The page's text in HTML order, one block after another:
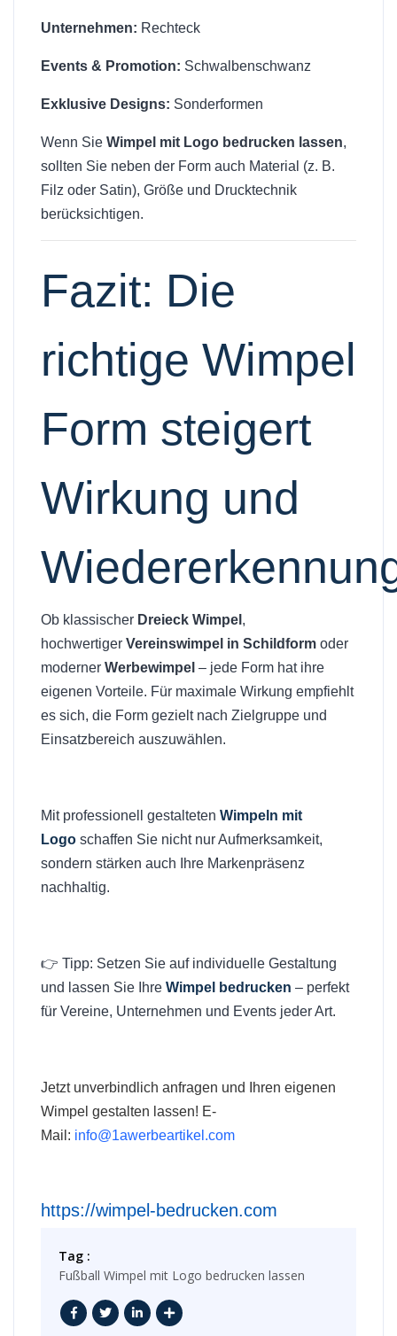
Unternehmen: Rechteck
Events & Promotion: Schwalbenschwanz
Exklusive Designs: Sonderformen
Wenn Sie Wimpel mit Logo bedrucken lassen,
sollten Sie neben der Form auch Material (z. B.
Filz oder Satin), Größe und Drucktechnik
berücksichtigen.
Fazit: Die
richtige Wimpel
Form steigert
Wirkung und
Ob klassischer Dreieck Wimpel ,
hochwertiger Vereinswimpel in Schildform oder
moderner Werbewimpel – jede Form hat ihre
eigenen Vorteile. Für maximale Wirkung empfiehlt
es sich, die Form gezielt nach Zielgruppe und
Einsatzbereich auszuwählen.
Mit professionell gestalteten Wimpeln mit
Logo schaffen Sie nicht nur Aufmerksamkeit,
sondern stärken auch Ihre Markenpräsenz
nachhaltig.
👉 Tipp: Setzen Sie auf individuelle Gestaltung
und lassen Sie Ihre Wimpel bedrucken – perfekt
für Vereine, Unternehmen und Events jeder Art.
Jetzt unverbindlich anfragen und Ihren eigenen
Wimpel gestalten lassen! E-
Mail: info@1awerbeartikel.com
https://wimpel-bedrucken.com
Tag :
Fußball Wimpel mit Logo bedrucken lassen